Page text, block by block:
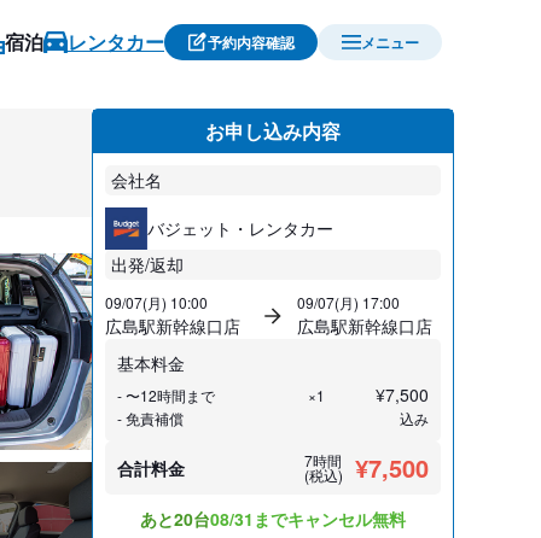
宿泊 レンタカー 予約内容確認 メニュー
お申し込み内容
会社名
バジェット・レンタカー
出発/返却
09/07(月) 10:00
広島駅新幹線口店
09/07(月) 17:00
広島駅新幹線口店
基本料金
- 〜12時間まで ×1 ¥7,500
- 免責補償 込み
合計料金 7時間
(税込) ¥7,500
あと20台08/31までキャンセル無料